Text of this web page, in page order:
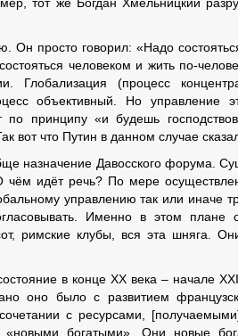
Он просто говорил: «Надо
человеком и жить по-
Глобализация (процесс
объективный. Но управление
принципу «и будешь
вот что Путин в данном случае
назначение Давосского форума.
чём идёт речь? По мере
управлению так или иначе
Именно в этом плане
римские клубы, вся эта шняга.
в конце XX века – начале
оно было с развитием
с ресурсами,
«новыми богатыми». Они новые